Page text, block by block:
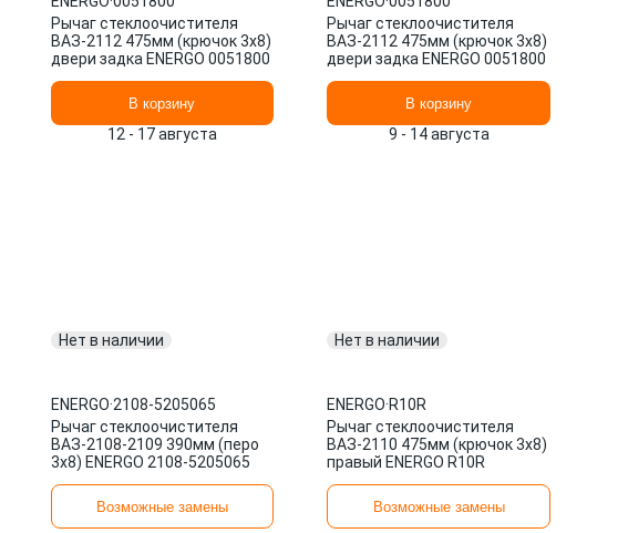
Рычаг стеклоочистителя
ВАЗ-2112 475мм (крючок 3х8)
двери задка ENERGO 0051800
В корзину
12 - 17 августа
Рычаг стеклоочистителя
ВАЗ-2112 475мм (крючок 3х8)
двери задка ENERGO 0051800
В корзину
9 - 14 августа
Нет в наличии
ENERGO·2108-5205065
Рычаг стеклоочистителя
ВАЗ-2108-2109 390мм (перо
3х8) ENERGO 2108-5205065
Возможные замены
Нет в наличии
ENERGO·R10R
Рычаг стеклоочистителя
ВАЗ-2110 475мм (крючок 3х8)
правый ENERGO R10R
Возможные замены